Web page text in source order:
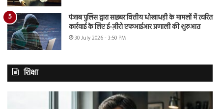
पंजाब पुलिस द्वारा साइबर वित्तीय धोखाधड़ी के मामलों में त्वरित
कार्रवाई के लिए ई-ज़ीरो एफआईआर प्रणाली की शुरुआत
30 July 2026 - 3:50 PM
शिक्षा